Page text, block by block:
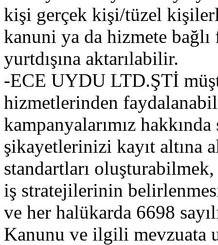
kişi gerçek kişi/tüzel
kanuni ya da hizmete
yurtdışına aktarılabilir.
-ECE UYDU LTD.ŞTİ
hizmetlerinden
kampanyalarımız
şikayetlerinizi kayıt altına
standartları
iş stratejilerinin
ve her halükarda 6698
Kanunu ve ilgili mevzuata